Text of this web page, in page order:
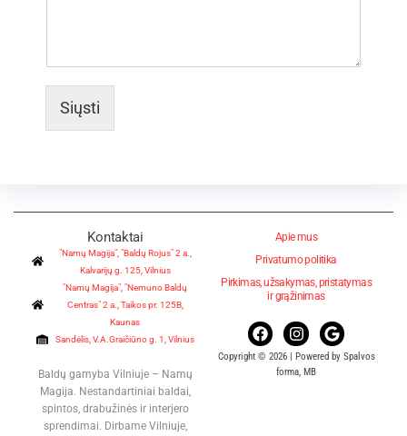
Siųsti
Kontaktai
"Namų Magija", "Baldų Rojus" 2 a.,
Kalvarijų g. 125, Vilnius
"Namų Magija", "Nemuno Baldų
Centras" 2 a., Taikos pr. 125B,
Kaunas
Sandėlis, V.A.Graičiūno g. 1, Vilnius
Baldų gamyba Vilniuje – Namų
Magija. Nestandartiniai baldai,
spintos, drabužinės ir interjero
sprendimai. Dirbame Vilniuje,
Apie mus
Privatumo politika
Pirkimas, užsakymas, pristatymas
ir grąžinimas
Copyright © 2026 | Powered by Spalvos
forma, MB